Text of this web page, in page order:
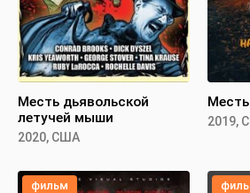
Месть дьявольской
летучей мыши
2020, США
2019,
фильм